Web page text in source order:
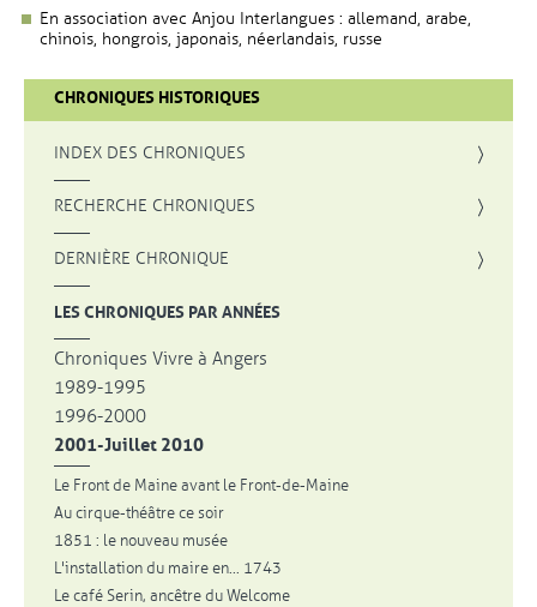
En association avec Anjou Interlangues : allemand, arabe,
chinois, hongrois, japonais, néerlandais, russe
CHRONIQUES HISTORIQUES
INDEX DES CHRONIQUES
RECHERCHE CHRONIQUES , OUVRE UNE NOUVELLE FENÊTRE
DERNIÈRE CHRONIQUE
LES CHRONIQUES PAR ANNÉES
Chroniques Vivre à Angers
1989-1995
1996-2000
2001-Juillet 2010
Le Front de Maine avant le Front-de-Maine
Au cirque-théâtre ce soir
1851 : le nouveau musée
L'installation du maire en... 1743
Le café Serin, ancêtre du Welcome